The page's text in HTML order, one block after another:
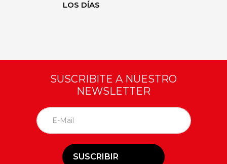
LOS DÍAS
SUSCRIBITE A NUESTRO
NEWSLETTER
SUSCRIBIR